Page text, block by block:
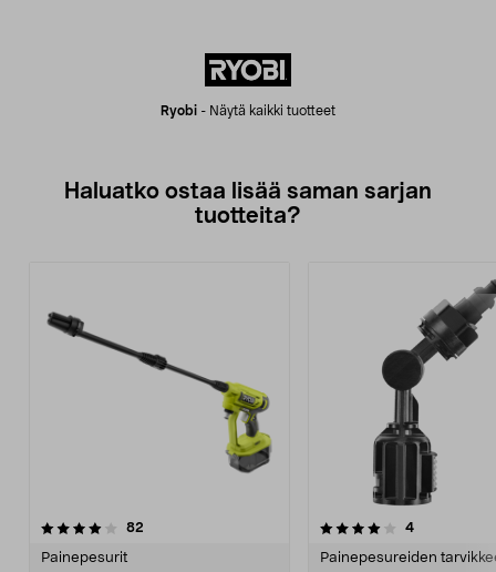
Ryobi - Näytä kaikki tuotteet
Haluatko ostaa lisää saman sarjan
tuotteita?
82
Painepesurit
4.0viidestä
4arvostelut
Painepesureiden
5.0viidestä